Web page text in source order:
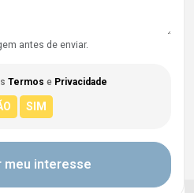
antes de enviar.
Termos e Privacidade
meu interesse